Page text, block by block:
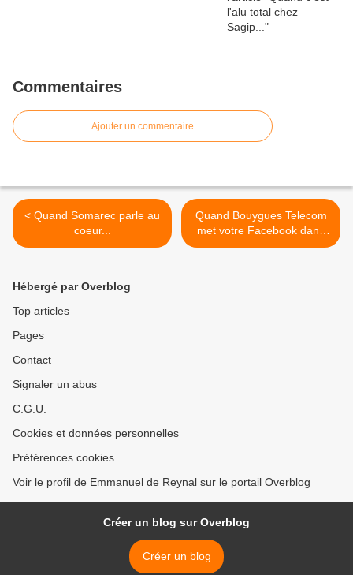
Commentaires
Ajouter un commentaire
< Quand Somarec parle au
coeur...
Quand Bouygues Telecom
met votre Facebook dans
un livre... >
Hébergé par Overblog
Top articles
Pages
Contact
Signaler un abus
C.G.U.
Cookies et données personnelles
Préférences cookies
Voir le profil de Emmanuel de Reynal sur le portail Overblog
Créer un blog sur Overblog
Créer un blog